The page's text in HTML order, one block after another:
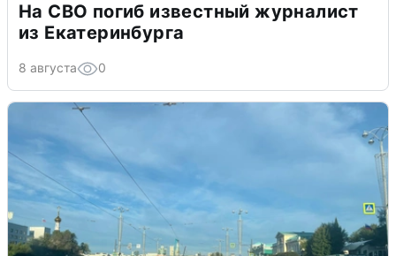
На СВО погиб известный журналист
из Екатеринбурга
8 августа 0